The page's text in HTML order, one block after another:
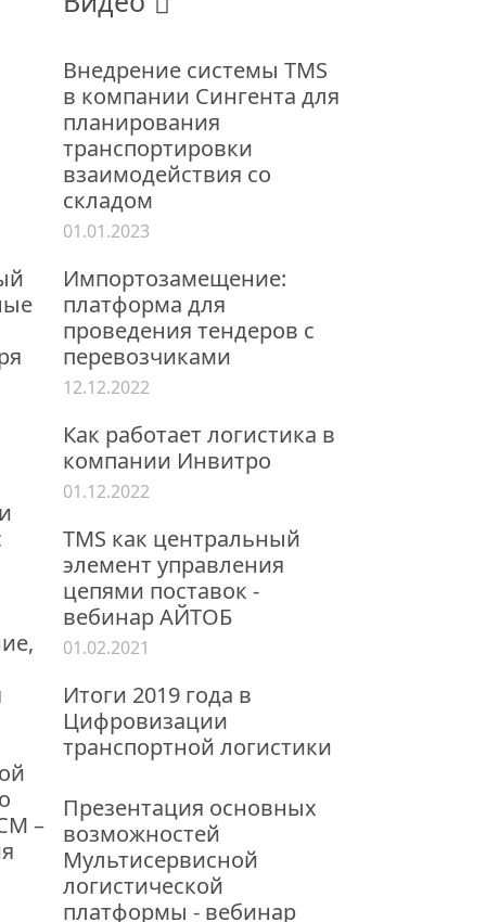
–
Внедрение системы TMS
в компании Сингента для
планирования
транспортировки
взаимодействия со
складом
01.01.2023
Импортозамещение:
платформа для
проведения тендеров с
перевозчиками
12.12.2022
Как работает логистика в
компании Инвитро
01.12.2022
TMS как центральный
элемент управления
цепями поставок -
вебинар АЙТОБ
01.02.2021
Итоги 2019 года в
Цифровизации
транспортной логистики
Презентация основных
возможностей
Мультисервисной
логистической
платформы - вебинар